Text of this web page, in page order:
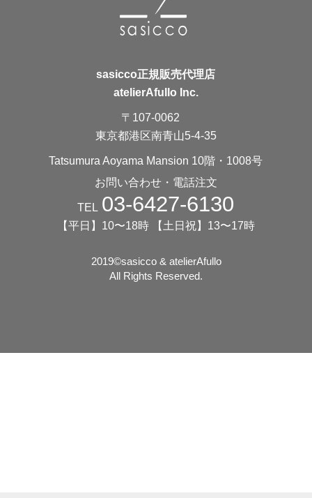
sasicco正規販売代理店
atelierAfullo Inc.
〒107-0062
東京都港区南青山5-4-35
Tatsumura Aoyama Mansion 10階・1008号
お問い合わせ・電話注文
TEL 03-6427-6130
【平日】10〜18時 【土日祝】13〜17時
2019©️sasicco & atelierAfullo
All Rights Reserved.